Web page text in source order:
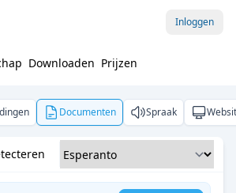
Inloggen
Downloaden Prijzen
Documenten Spraak